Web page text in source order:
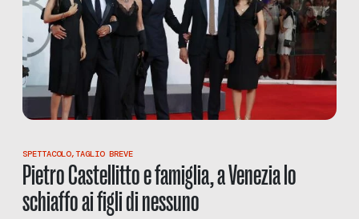
SPETTACOLO,TAGLIO BREVE
Pietro Castellitto e famiglia, a Venezia lo
schiaffo ai figli di nessuno